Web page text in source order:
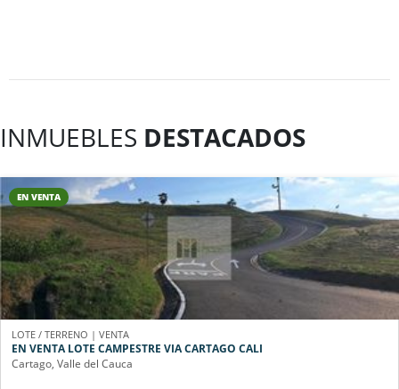
INMUEBLES DESTACADOS
EN VENTA
LOTE / TERRENO | VENTA
EN VENTA LOTE CAMPESTRE VIA CARTAGO CALI
Cartago, Valle del Cauca